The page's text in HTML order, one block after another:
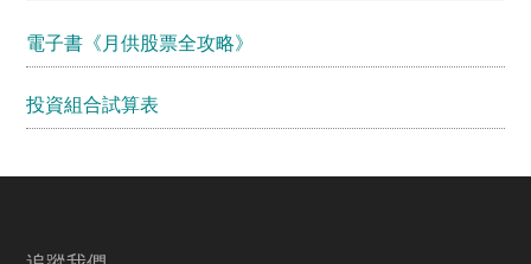
電子書《月供股票全攻略》
投資組合試算表